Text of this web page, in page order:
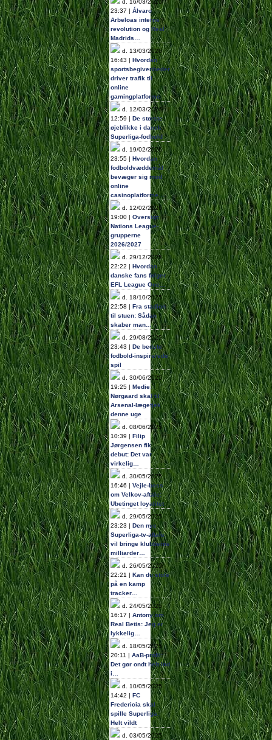
d. 16/03/2026
23:37 | Álvaro
Arbeloas interne
revolution og Real
Madrids…
d. 13/03/2026
16:43 | Hvordan
sportsbegivenheder
driver trafik til
online
gamingplatforme
d. 12/03/2026
12:59 | De største
øjeblikke i dansk
Superliga-fodbold
d. 19/02/2026
23:55 | Hvordan
fodboldvæddemål
bevæger sig mod
online
casinoplatforme…
d. 12/02/2026
19:00 | Oversigt:
Nations League-
grupperne
2026/2027
d. 29/12/2025
22:22 | Hvordan
danske fans følger
EFL League One…
d. 18/10/2025
22:58 | Fra stadion
til stuen: Sådan
skaber man…
d. 29/08/2025
23:43 | De bedste
fodbold-inspirerede
spil
d. 30/06/2025
19:25 | Medie:
Nørgaard skal til
Arsenal-lægetjek
denne uge
d. 08/06/2025
10:39 | Filip
Jørgensen fik
debut: Det var
virkelig…
d. 30/05/2025
16:46 | Vejle-boss
om Velkov-aftale:
Ubetinget loyalitet
d. 29/05/2025
23:23 | Den nye
Superliga-tv-aftale
vil bringe klubberne
milliarder…
d. 26/05/2025
22:21 | Kan du stole
på en kamp
tracker…
d. 24/05/2025
16:17 | Antony om
Real Betis: Jeg er
lykkelig…
d. 18/05/2025
20:11 | AaB-profil:
Det gør ondt helt ind
i…
d. 10/05/2025
14:42 | FC
Fredericia skal
spille Superliga:
Helt vildt
d. 03/05/2025